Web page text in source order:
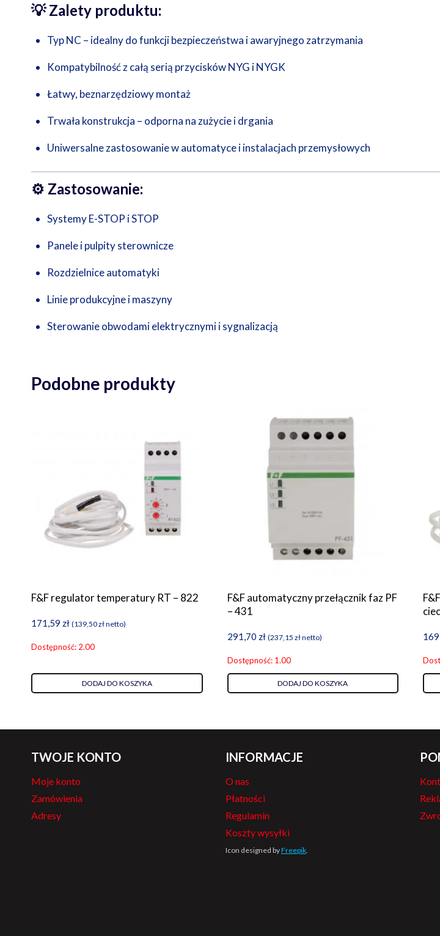
💡Zalety produktu:
Typ NC – idealny do funkcji bezpieczeństwa i awaryjnego zatrzymania
Kompatybilność z całą serią przycisków NYG i NYGK
Łatwy, beznarzędziowy montaż
Trwała konstrukcja – odporna na zużycie i drgania
Uniwersalne zastosowanie w automatyce i instalacjach przemysłowych
⚙️ Zastosowanie:
Systemy E-STOP i STOP
Panele i pulpity sterownicze
Rozdzielnice automatyki
Linie produkcyjne i maszyny
Sterowanie obwodami elektrycznymi i sygnalizacją
Podobne produkty
F&F regulator temperatury RT – 822
171,59 zł (139,50złnetto)
Dostępność: 2.00
DODAJ DO KOSZYKA
F&F automatyczny przełącznik faz PF
– 431
291,70 zł (237,15 złnetto)
Dostępność: 1.00
DODAJ DO KOSZYKA
TWOJE KONTO
Moje konto
Zamówienia
Adresy
INFORMACJE
O nas
Płatności
Regulamin
Koszty wysyłki
Icon designed byFreepik